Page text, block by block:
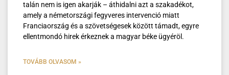
talán nem is igen akarják – áthidalni azt a szakadékot,
amely a németországi fegyveres intervenció miatt
Franciaország és a szövetségesek között támadt, egyre
ellentmondó hirek érkeznek a magyar béke ügyéröl.
TOVÁBB OLVASOM »